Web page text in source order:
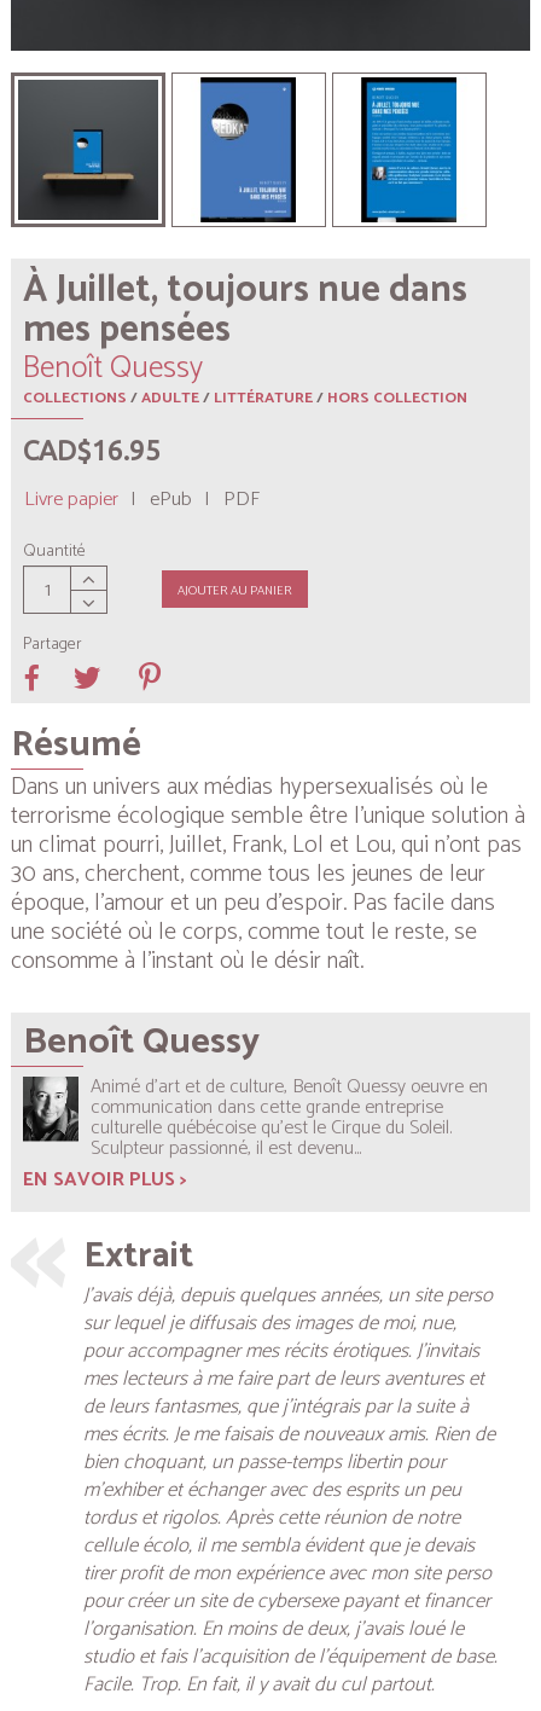
À Juillet, toujours nue dans
mes pensées
Benoît Quessy
COLLECTIONS/ADULTE/LITTÉRATURE/HORS COLLECTION
CAD$16.95
Livre papier | ePub | PDF
Quantité
AJOUTER AU PANIER
Partager
Résumé
Dans un univers aux médias hypersexualisés où le
terrorisme écologique semble être l’unique solution à
un climat pourri, Juillet, Frank, Lol et Lou, qui n’ont pas
30 ans, cherchent, comme tous les jeunes de leur
époque, l’amour et un peu d’espoir. Pas facile dans
une société où le corps, comme tout le reste, se
consomme à l’instant où le désir naît.
Benoît Quessy
Animé d’art et de culture, Benoît Quessy oeuvre en
communication dans cette grande entreprise
culturelle québécoise qu’est le Cirque du Soleil.
Sculpteur passionné, il est devenu...
EN SAVOIR PLUS >
Extrait
J’avais déjà, depuis quelques années, un site perso
sur lequel je diffusais des images de moi, nue,
pour accompagner mes récits érotiques. J’invitais
mes lecteurs à me faire part de leurs aventures et
de leurs fantasmes, que j’intégrais par la suite à
mes écrits. Je me faisais de nouveaux amis. Rien de
bien choquant, un passe-temps libertin pour
m’exhiber et échanger avec des esprits un peu
tordus et rigolos. Après cette réunion de notre
cellule écolo, il me sembla évident que je devais
tirer profit de mon expérience avec mon site perso
pour créer un site de cybersexe payant et financer
l’organisation. En moins de deux, j’avais loué le
studio et fais l’acquisition de l’équipement de base.
Facile. Trop. En fait, il y avait du cul partout.